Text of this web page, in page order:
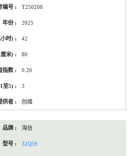
T250208
2025
42
80
0.20
3
创维
海信
32Q5S